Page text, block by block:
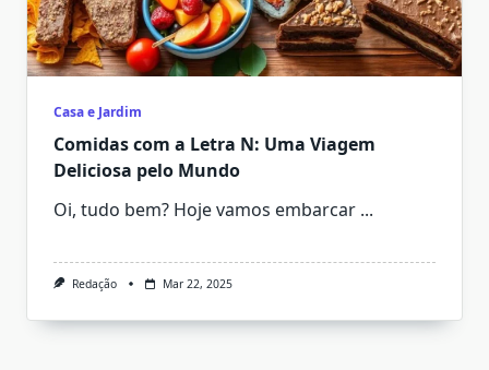
Casa e Jardim
Comidas com a Letra N: Uma Viagem
Deliciosa pelo Mundo
Oi, tudo bem? Hoje vamos embarcar ...
Redação Mar 22, 2025